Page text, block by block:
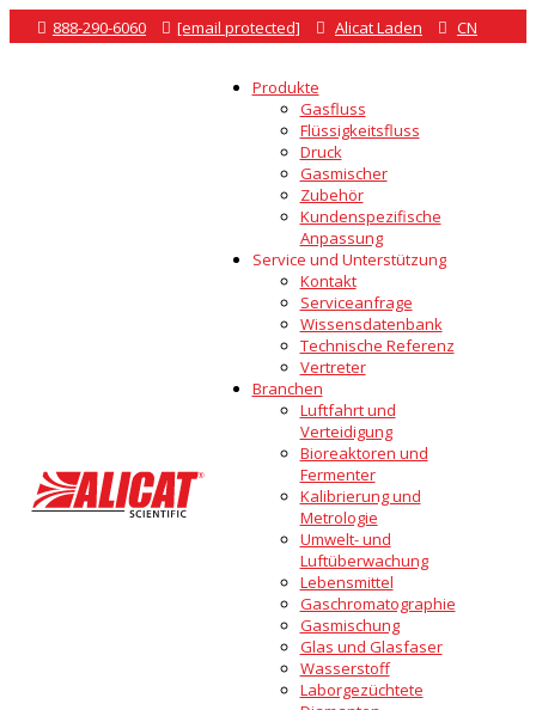
 888-290-6060  [email protected]  Alicat Laden  CN
Produkte
Gasfluss
Flüssigkeitsfluss
Druck
Gasmischer
Zubehör
Kundenspezifische
Anpassung
Service und Unterstützung
Kontakt
Serviceanfrage
Wissensdatenbank
Technische Referenz
Vertreter
Branchen
Luftfahrt und
Verteidigung
Bioreaktoren und
Fermenter
Kalibrierung und
Metrologie
Umwelt- und
Luftüberwachung
Lebensmittel
Gaschromatographie
Gasmischung
Glas und Glasfaser
Wasserstoff
Laborgezüchtete